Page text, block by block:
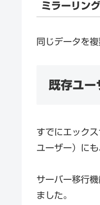
ミラーリン
同じデータを
既存ユ
すでにエック
ユーザー）に
サーバー移行
ました。